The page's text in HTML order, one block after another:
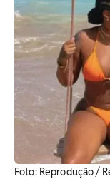
Foto: Reprodução /